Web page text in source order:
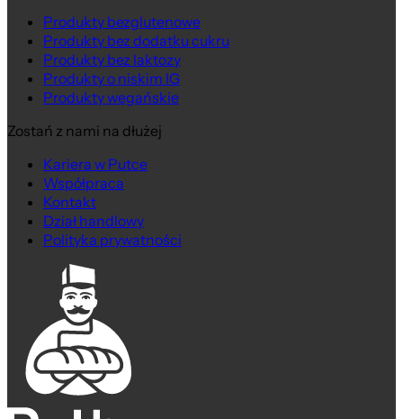
Produkty bezglutenowe
Produkty bez dodatku cukru
Produkty bez laktozy
Produkty o niskim IG
Produkty wegańskie
Zostań z nami na dłużej
Kariera w Putce
Współpraca
Kontakt
Dział handlowy
Polityka prywatności